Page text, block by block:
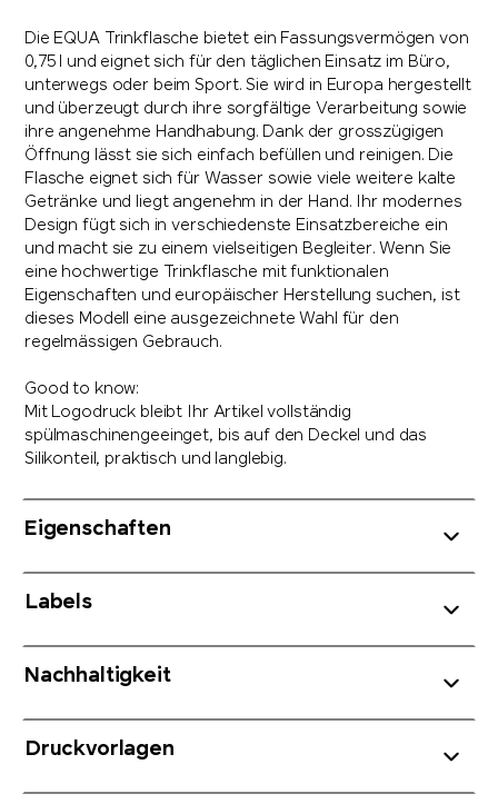
Die EQUA Trinkflasche bietet ein Fassungsvermögen von
0,75 l und eignet sich für den täglichen Einsatz im Büro,
unterwegs oder beim Sport. Sie wird in Europa hergestellt
und überzeugt durch ihre sorgfältige Verarbeitung sowie
ihre angenehme Handhabung. Dank der grosszügigen
Öffnung lässt sie sich einfach befüllen und reinigen. Die
Flasche eignet sich für Wasser sowie viele weitere kalte
Getränke und liegt angenehm in der Hand. Ihr modernes
Design fügt sich in verschiedenste Einsatzbereiche ein
und macht sie zu einem vielseitigen Begleiter. Wenn Sie
eine hochwertige Trinkflasche mit funktionalen
Eigenschaften und europäischer Herstellung suchen, ist
dieses Modell eine ausgezeichnete Wahl für den
regelmässigen Gebrauch.
Good to know:
Mit Logodruck bleibt Ihr Artikel vollständig
spülmaschinengeeinget, bis auf den Deckel und das
Silikonteil, praktisch und langlebig.
Eigenschaften
Labels
Nachhaltigkeit
Druckvorlagen